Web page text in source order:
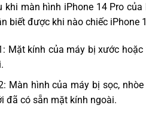
khi màn hình iPhone 14 Pro
biết được khi nào chiếc
Mặt kính của máy bị xước
Màn hình của máy bị sọc,
đã có sẵn mặt kính ngoài.